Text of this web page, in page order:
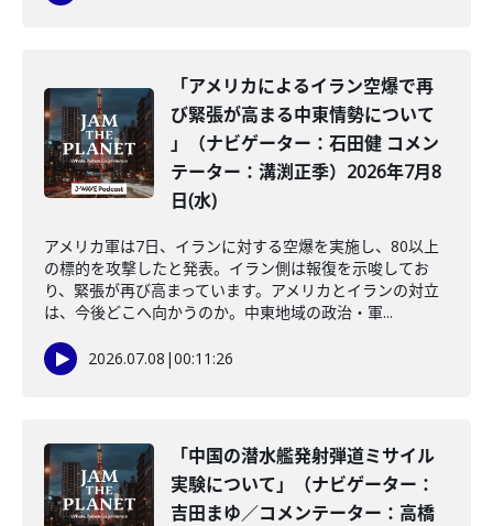
「アメリカによるイラン空爆で再
び緊張が高まる中東情勢について
」（ナビゲーター：石田健 コメン
テーター：溝渕正季）2026年7月8
日(水)
アメリカ軍は7日、イランに対する空爆を実施し、80以上
の標的を攻撃したと発表。イラン側は報復を示唆してお
り、緊張が再び高まっています。アメリカとイランの対立
は、今後どこへ向かうのか。中東地域の政治・軍...
2026.07.08 |00:11:26
「中国の潜水艦発射弾道ミサイル
実験について」（ナビゲーター：
吉田まゆ／コメンテーター：高橋